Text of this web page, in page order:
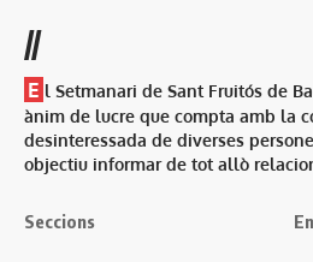
//
E l Setmanari de Sant Fruitós de
ànim de lucre que compta amb la
desinteressada de diverses
objectiu informar de tot allò
Seccions